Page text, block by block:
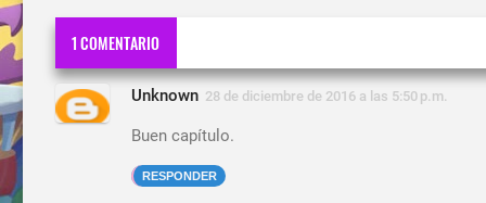
1 COMENTARIO
Unknown 28 de diciembre de 2016 a las 5:50 p.m.
Buen capítulo.
RESPONDER